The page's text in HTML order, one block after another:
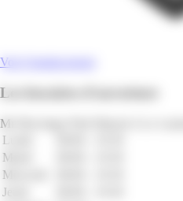
Voir l'emplacement
Les horaires d'ouverture
Mr Bricolage Petit Manoir à Le
Lundi
Mardi
Mercredi
Jeudi